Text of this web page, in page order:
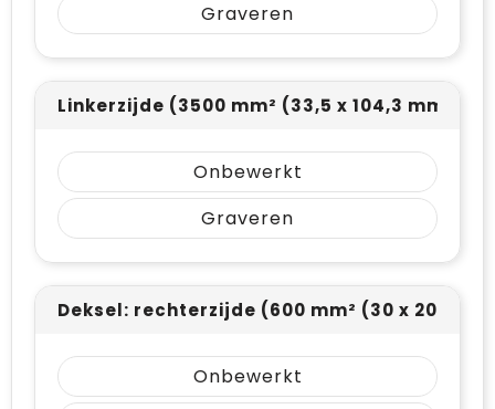
Graveren
Linkerzijde (3500 mm² (33,5 x 104,3 mm))
Onbewerkt
Graveren
Deksel: rechterzijde (600 mm² (30 x 20
Onbewerkt